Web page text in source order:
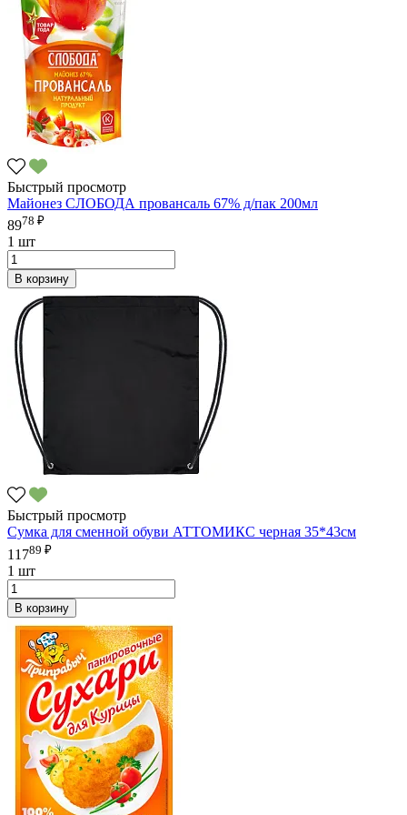
Быстрый просмотр
Майонез СЛОБОДА провансаль 67% д/пак 200мл
8978 ₽
1 шт
В корзину
Быстрый просмотр
Сумка для сменной обуви АТТОМИКС черная 35*43см
11789 ₽
1 шт
В корзину